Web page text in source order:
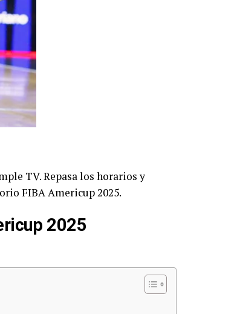
TV. Repasa los horarios y
FIBA Americup 2025.
2025